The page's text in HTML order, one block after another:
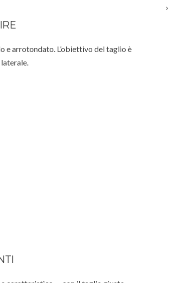
e arrotondato. L’obiettivo del taglio è